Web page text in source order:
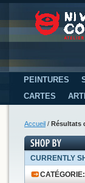
PEINTURES
CARTES
Accueil / Résultats
CURRENTLY
CATÉGORIE: